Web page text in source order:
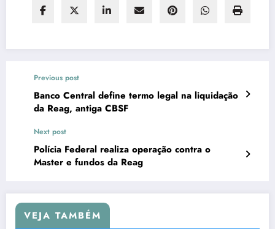
Previous post
Banco Central define termo legal na liquidação
da Reag, antiga CBSF
Next post
Polícia Federal realiza operação contra o
Master e fundos da Reag
VEJA TAMBÉM